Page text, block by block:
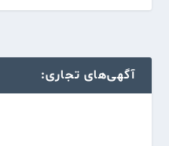
آگهی‌های تجاری: